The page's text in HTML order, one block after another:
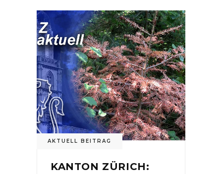
AKTUELL BEITRAG
KANTON ZÜRICH: